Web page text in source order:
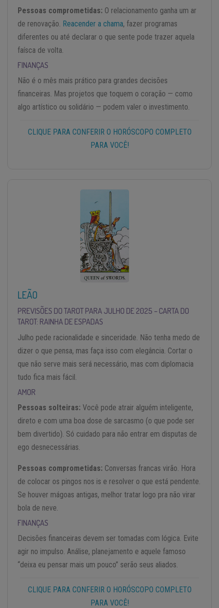
Pessoas comprometidas: O relacionamento ganha um ar
de renovação. Reacender a chama, fazer programas
diferentes ou até declarar o que sente pode trazer aquela
faísca de volta.
FINANÇAS
Não é o mês mais prático para grandes decisões
financeiras. Mas projetos que toquem o coração — como
algo artístico ou solidário — podem valer o investimento.
CLIQUE PARA CONFERIR O HORÓSCOPO COMPLETO
PARA VOCÊ!
LEÃO
PREVISÕES DO TAROT PARA JULHO DE 2025 – CARTA DO
TAROT: RAINHA DE ESPADAS
Julho pede racionalidade e sinceridade. Não tenha medo de
dizer o que pensa, mas faça isso com elegância. Cortar o
que não serve mais será necessário, mas com diplomacia
tudo fica mais fácil.
AMOR
Pessoas solteiras: Você pode atrair alguém inteligente,
direto e com uma boa dose de sarcasmo (o que pode ser
bem divertido). Só cuidado para não entrar em disputas de
ego desnecessárias.
Pessoas comprometidas: Conversas francas virão. Hora
de colocar os pingos nos is e resolver o que está pendente.
Se houver mágoas antigas, melhor tratar logo pra não virar
bola de neve.
FINANÇAS
Decisões financeiras devem ser tomadas com lógica. Evite
agir no impulso. Análise, planejamento e aquele famoso
“deixa eu pensar mais um pouco” serão seus aliados.
CLIQUE PARA CONFERIR O HORÓSCOPO COMPLETO
PARA VOCÊ!